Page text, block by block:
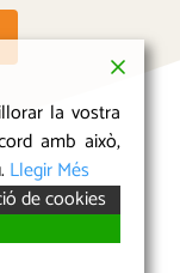
la vostra
amb això,
Llegir Més
de cookies